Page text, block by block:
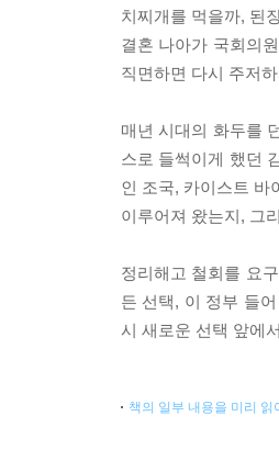
치찌개를 먹을까, 된
결혼 나아가 국회의
직면하면 다시 주저
매년 시대의 화두를
스로 들썩이게 했던
인 조국, 카이스트 바
이루어져 왔는지, 그
정리해고 철회를 요
든 선택, 이 정부 들
시 새로운 선택 앞에
책의 일부 내용을 미리 읽